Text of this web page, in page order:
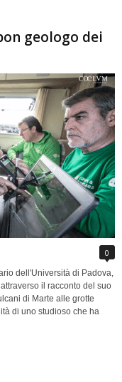
geologo dei
0
dell'Università di Padova,
il racconto del suo
di Marte alle grotte
di uno studioso che ha